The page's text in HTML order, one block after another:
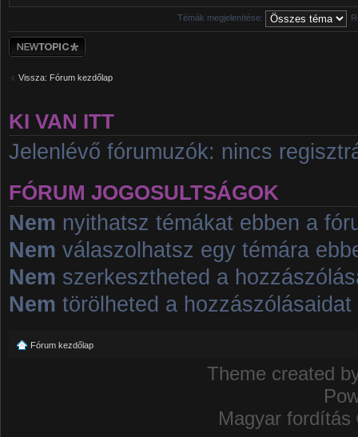
Témák megjelenítése:
Új téma nyitása
Vissza: Fórum kezdőlap
KI VAN ITT
Jelenlévő fórumuzók: nincs
FÓRUM JOGOSULTSÁGOK
Nem nyithatsz témákat ebben a
Nem válaszolhatsz egy témára
Nem szerkesztheted a
Nem törölheted a
Fórum kezdőlap
Theme created
Magyar